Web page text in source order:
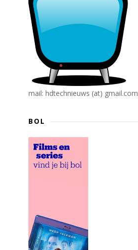
mail: hdtechnieuws (at) gmail.com
BOL